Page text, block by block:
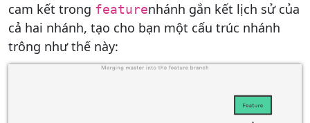
cam kết trong featurenhánh gắn kết lịch sử của
cả hai nhánh, tạo cho bạn một cấu trúc nhánh
trông như thế này: